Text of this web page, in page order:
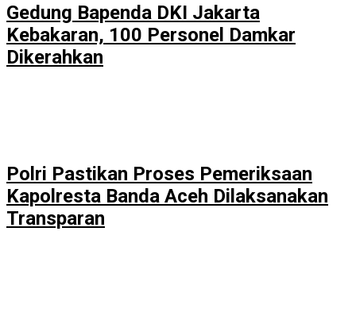
Gedung Bapenda DKI Jakarta
Kebakaran, 100 Personel Damkar
Dikerahkan
Polri Pastikan Proses Pemeriksaan
Kapolresta Banda Aceh Dilaksanakan
Transparan